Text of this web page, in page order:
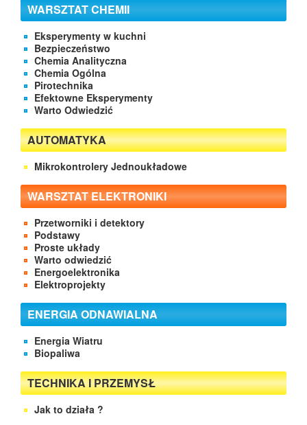
WARSZTAT CHEMII
Eksperymenty w kuchni
Bezpieczeństwo
Chemia Analityczna
Chemia Ogólna
Pirotechnika
Efektowne Eksperymenty
Warto Odwiedzić
AUTOMATYKA
Mikrokontrolery Jednoukładowe
WARSZTAT ELEKTRONIKI
Przetworniki i detektory
Podstawy
Proste układy
Warto odwiedzić
Energoelektronika
Elektroprojekty
ENERGIA ODNAWIALNA
Energia Wiatru
Biopaliwa
TECHNIKA I PRZEMYSŁ
Jak to działa ?